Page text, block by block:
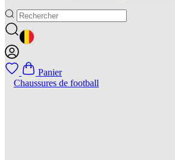
GEOLOCATION BUTTON: BELGIQUE
Panier
Chaussures de football